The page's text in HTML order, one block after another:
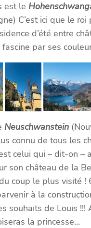
est le
C’est ici que le roi
d’été entre
par ses
Neuschwanstein
connu de tous les
celui qui – dit-on –
son château de la
coup le plus visité !
à la
souhaits de Louis !!!
la princesse…